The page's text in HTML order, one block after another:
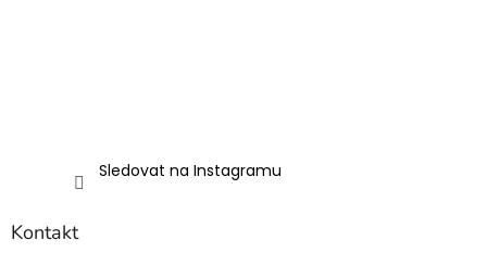
Sledovat na Instagramu
Kontakt